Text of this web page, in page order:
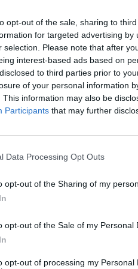
opt-out of the sale, sharing to
for targeted advertising
selection. Please note that after
interest-based ads based on
to third parties prior to
of your personal information
This information may also be
Participants that may further
Data Processing Opt Outs
opt-out of the Sharing of my
opt-out of the Sale of my Personal
opt-out of processing my Personal
“phishing”, le più comuni truffe
che internet è in grado di
indicazioni che se applicate
stessi che adottiamo nella vita